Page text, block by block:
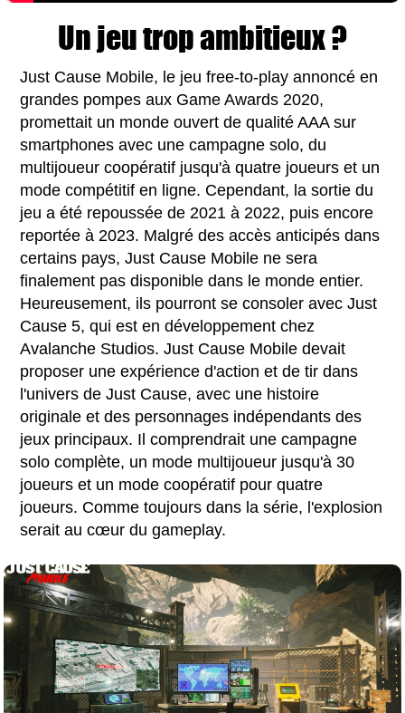
Un jeu trop ambitieux ?
Just Cause Mobile, le jeu free-to-play annoncé en
grandes pompes aux Game Awards 2020,
promettait un monde ouvert de qualité AAA sur
smartphones avec une campagne solo, du
multijoueur coopératif jusqu'à quatre joueurs et un
mode compétitif en ligne. Cependant, la sortie du
jeu a été repoussée de 2021 à 2022, puis encore
reportée à 2023. Malgré des accès anticipés dans
certains pays, Just Cause Mobile ne sera
finalement pas disponible dans le monde entier.
Heureusement, ils pourront se consoler avec Just
Cause 5, qui est en développement chez
Avalanche Studios. Just Cause Mobile devait
proposer une expérience d'action et de tir dans
l'univers de Just Cause, avec une histoire
originale et des personnages indépendants des
jeux principaux. Il comprendrait une campagne
solo complète, un mode multijoueur jusqu'à 30
joueurs et un mode coopératif pour quatre
joueurs. Comme toujours dans la série, l'explosion
serait au cœur du gameplay.